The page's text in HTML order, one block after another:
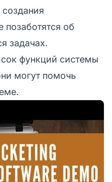
создания
позаботятся об
задачах.
функций системы
могут помочь